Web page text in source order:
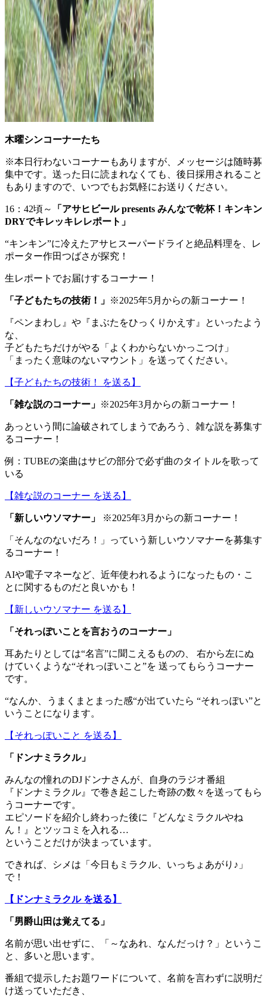
木曜シンコーナーたち
※本日行わないコーナーもありますが、メッセージは随時募
集中です。送った日に読まれなくても、後日採用されること
もありますので、いつでもお気軽にお送りください。
16：42頃～
「アサヒビール presents みんなで乾杯！キンキン
DRYでキレッキレレポート」
“キンキン”に冷えたアサヒスーパードライと絶品料理を、レ
ポーター作田つばさが探究！
生レポートでお届けするコーナー！
「 子どもたちの技術！ 」 ※2025年5月からの新コーナー！
『ペンまわし』や『まぶたをひっくりかえす』といったよう
な、
子どもたちだけがやる「よくわからないかっこつけ」
「まったく意味のないマウント」を送ってください。
【子どもたちの技術！ を送る】
「 雑な説のコーナー 」 ※2025年3月からの新コーナー！
あっという間に論破されてしまうであろう、雑な説を募集す
るコーナー！
例：TUBEの楽曲はサビの部分で必ず曲のタイトルを歌って
いる
【雑な説のコーナー を送る】
「 新しいウソマナー 」 ※2025年3月からの新コーナー！
「そんなのないだろ！」っていう新しいウソマナーを募集す
るコーナー！
AIや電子マネーなど、近年使われるようになったもの・こ
とに関するものだと良いかも！
【新しいウソマナー を送る】
「 それっぽいことを言おうのコーナー 」
耳あたりとしては“名言”に聞こえるものの、 右から左にぬ
けていくような“それっぽいこと”を 送ってもらうコーナー
です。
“なんか、うまくまとまった感“が出ていたら “それっぽい”と
いうことになります。
【それっぽいこと を送る】
「ドンナミラクル」
みんなの憧れのDJドンナさんが、自身のラジオ番組
『ドンナミラクル』で巻き起こした奇跡の数々を送ってもら
うコーナーです。
エピソードを紹介し終わった後に『どんなミラクルやね
ん！』とツッコミを入れる…
ということだけが決まっています。
できれば、シメは「今日もミラクル、いっちょあがり♪」
で！
【ドンナミラクル を送る】
「男爵山田は覚えてる」
名前が思い出せずに、「～なあれ、なんだっけ？」というこ
と、多いと思います。
番組で提示したお題ワードについて、名前を言わずに説明だ
け送っていただき、